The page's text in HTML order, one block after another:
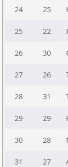
24 25
25 22
26 30
27 26
28 31
29 29
30 28
31 27